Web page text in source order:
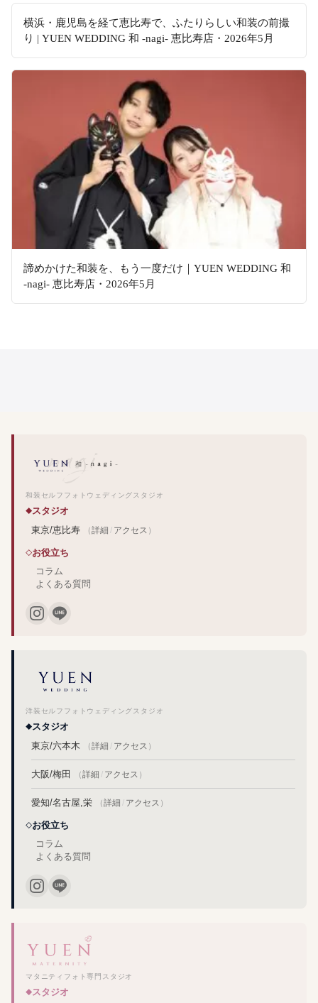
横浜・鹿児島を経て恵比寿で、ふたりらしい和装の前撮
り | YUEN WEDDING 和 -nagi- 恵比寿店・2026年5月
諦めかけた和装を、もう一度だけ｜YUEN WEDDING 和
-nagi- 恵比寿店・2026年5月
和装セルフフォトウェディングスタジオ
スタジオ
東京/恵比寿
（詳細 / アクセス ）
お役立ち
コラム
よくある質問
洋装セルフフォトウェディングスタジオ
スタジオ
東京/六本木
（詳細 / アクセス ）
大阪/梅田 （詳細 / アクセス ）
愛知/名古屋,栄 （詳細 / アクセス ）
お役立ち
コラム
よくある質問
マタニティフォト専門スタジオ
スタジオ